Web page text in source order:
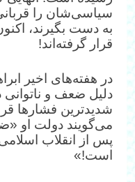
سیاسی‌شان را
به دست بگیرند،
قرار گرفته‌اند!
در هفته‌های اخیر
دلیل ضعف و ناتوانی
شدیدترین فشارها
می‌گویند دولت او
پس از انقلاب
است!»